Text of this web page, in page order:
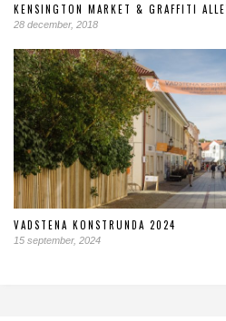
KENSINGTON MARKET & GRAFFITI
28 december, 2018
VADSTENA KONSTRUNDA 2024
15 september, 2024